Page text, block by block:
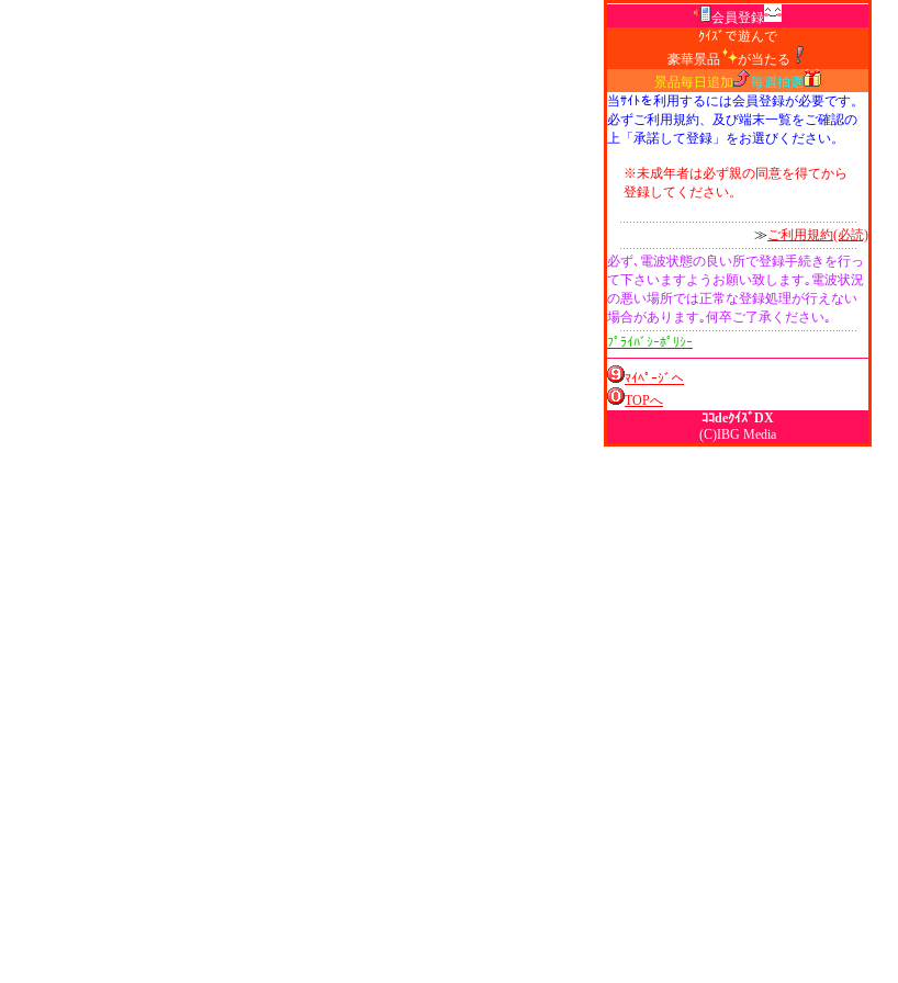
会員登録
ｸｲｽﾞで遊んで
豪華景品
が当たる
景品毎日追加
毎週抽選
当ｻｲﾄを利用するには会員登録が必要です。
必ずご利用規約、及び端末一覧をご確認の
上「承諾して登録」をお選びください。
※未成年者は必ず親の同意を得てから
登録してください。
≫ご利用規約(必読)
必ず､電波状態の良い所で登録手続きを行っ
て下さいますようお願い致します｡電波状況
の悪い場所では正常な登録処理が行えない
場合があります｡何卒ご了承ください｡
ﾌﾟﾗｲﾊﾞｼｰﾎﾟﾘｼｰ
ﾏｲﾍﾟｰｼﾞへ
TOPへ
ｺｺdeｸｲｽﾞDX
(C)IBG Media